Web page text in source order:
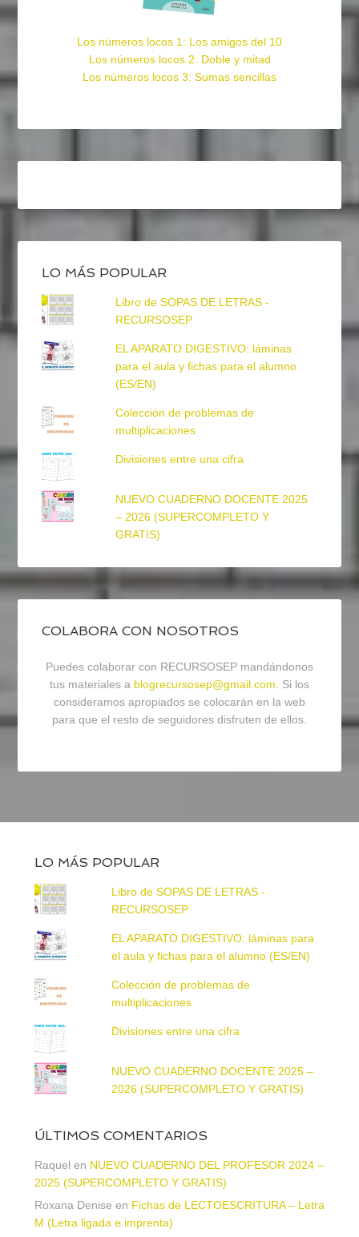
Los números locos 1: Los amigos del 10
Los números locos 2: Doble y mitad
Los números locos 3: Sumas sencillas
LO MÁS POPULAR
Libro de SOPAS DE LETRAS -
RECURSOSEP
EL APARATO DIGESTIVO: láminas
para el aula y fichas para el alumno
(ES/EN)
Colección de problemas de
multiplicaciones
Divisiones entre una cifra
NUEVO CUADERNO DOCENTE 2025
– 2026 (SUPERCOMPLETO Y
GRATIS)
COLABORA CON NOSOTROS
Puedes colaborar con RECURSOSEP mandándonos
tus materiales a blogrecursosep@gmail.com. Si los
consideramos apropiados se colocarán en la web
para que el resto de seguidores disfruten de ellos.
LO MÁS POPULAR
Libro de SOPAS DE LETRAS -
RECURSOSEP
EL APARATO DIGESTIVO: láminas para
el aula y fichas para el alumno (ES/EN)
Colección de problemas de
multiplicaciones
Divisiones entre una cifra
NUEVO CUADERNO DOCENTE 2025 –
2026 (SUPERCOMPLETO Y GRATIS)
ÚLTIMOS COMENTARIOS
Raquel en NUEVO CUADERNO DEL PROFESOR 2024 –
2025 (SUPERCOMPLETO Y GRATIS)
Roxana Denise en Fichas de LECTOESCRITURA – Letra
M (Letra ligada e imprenta)